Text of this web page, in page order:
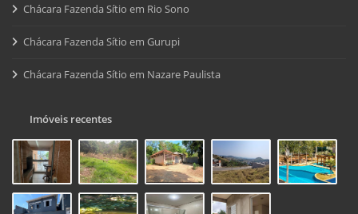
Chácara Fazenda Sítio em Rio Sono
Chácara Fazenda Sítio em Gurupi
Chácara Fazenda Sítio em Nazare Paulista
Imóveis recentes